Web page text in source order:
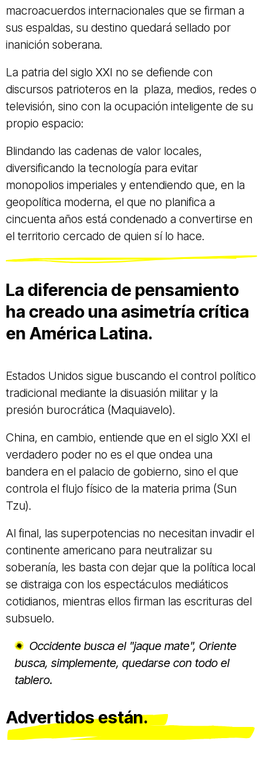
macroacuerdos internacionales que se firman a
sus espaldas, su destino quedará sellado por
inanición soberana.
La patria del siglo XXI no se defiende con
discursos patrioteros en la plaza, medios, redes o
televisión, sino con la ocupación inteligente de su
propio espacio:
Blindando las cadenas de valor locales,
diversificando la tecnología para evitar
monopolios imperiales y entendiendo que, en la
geopolítica moderna, el que no planifica a
cincuenta años está condenado a convertirse en
el territorio cercado de quien sí lo hace.
La diferencia de pensamiento
ha creado una asimetría crítica
en América Latina.
Estados Unidos sigue buscando el control político
tradicional mediante la disuasión militar y la
presión burocrática (Maquiavelo).
China, en cambio, entiende que en el siglo XXI el
verdadero poder no es el que ondea una
bandera en el palacio de gobierno, sino el que
controla el flujo físico de la materia prima (Sun
Tzu).
Al final, las superpotencias no necesitan invadir el
continente americano para neutralizar su
soberanía, les basta con dejar que la política local
se distraiga con los espectáculos mediáticos
cotidianos, mientras ellos firman las escrituras del
subsuelo.
Occidente busca el "jaque mate", Oriente
busca, simplemente, quedarse con todo el
tablero.
Advertidos están.